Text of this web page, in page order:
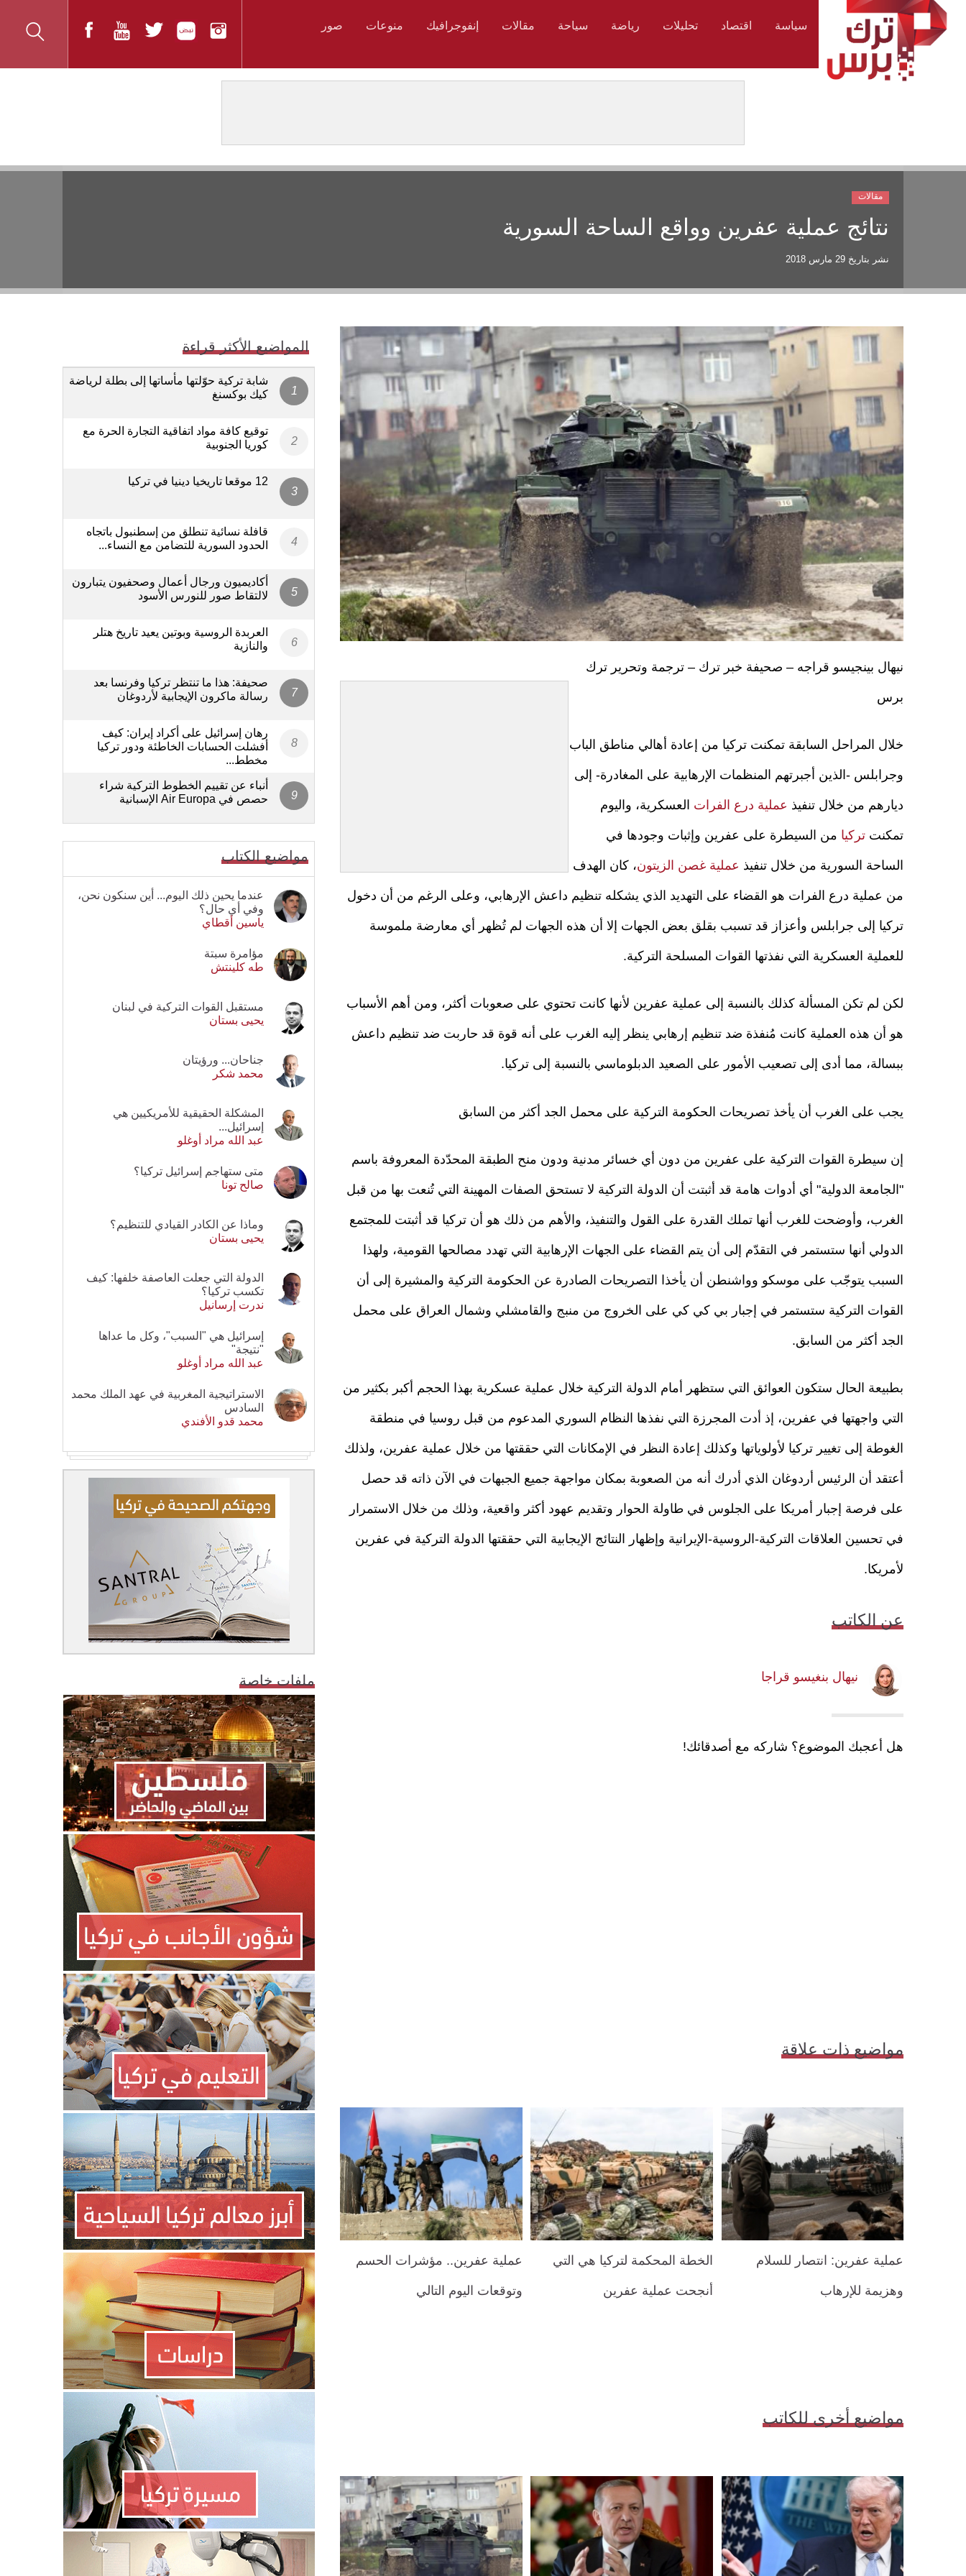
سياسة اقتصاد تحليلات رياضة سياحة مقالات إنفوجرافيك منوعات صور
نتائج عملية عفرين وواقع الساحة السورية
نشر بتاريخ 29 مارس 2018
مقالات
نيهال بينجيسو قراجه – صحيفة خبر ترك – ترجمة وتحرير ترك
برس
خلال المراحل السابقة تمكنت تركيا من إعادة أهالي مناطق الباب
وجرابلس -الذين أجبرتهم المنظمات الإرهابية على المغادرة- إلى
ديارهم من خلال تنفيذ عملية درع الفرات العسكرية، واليوم
تمكنت تركيا من السيطرة على عفرين وإثبات وجودها في
الساحة السورية من خلال تنفيذ عملية غصن الزيتون، كان الهدف
من عملية درع الفرات هو القضاء على التهديد الذي يشكله تنظيم داعش الإرهابي، وعلى الرغم من أن دخول
تركيا إلى جرابلس وأعزاز قد تسبب بقلق بعض الجهات إلا أن هذه الجهات لم تُظهر أي معارضة ملموسة
للعملية العسكرية التي نفذتها القوات المسلحة التركية.
لكن لم تكن المسألة كذلك بالنسبة إلى عملية عفرين لأنها كانت تحتوي على صعوبات أكثر، ومن أهم الأسباب
هو أن هذه العملية كانت مُنفذة ضد تنظيم إرهابي ينظر إليه الغرب على أنه قوة قد حاربت ضد تنظيم داعش
ببسالة، مما أدى إلى تصعيب الأمور على الصعيد الدبلوماسي بالنسبة إلى تركيا.
يجب على الغرب أن يأخذ تصريحات الحكومة التركية على محمل الجد أكثر من السابق
إن سيطرة القوات التركية على عفرين من دون أي خسائر مدنية ودون منح الطبقة المحدّدة المعروفة باسم
"الجامعة الدولية" أي أدوات هامة قد أثبتت أن الدولة التركية لا تستحق الصفات المهينة التي تُنعت بها من قبل
الغرب، وأوضحت للغرب أنها تملك القدرة على القول والتنفيذ، والأهم من ذلك هو أن تركيا قد أثبتت للمجتمع
الدولي أنها ستستمر في التقدّم إلى أن يتم القضاء على الجهات الإرهابية التي تهدد مصالحها القومية، ولهذا
السبب يتوجّب على موسكو وواشنطن أن يأخذا التصريحات الصادرة عن الحكومة التركية والمشيرة إلى أن
القوات التركية ستستمر في إجبار بي كي كي على الخروج من منبج والقامشلي وشمال العراق على محمل
الجد أكثر من السابق.
بطبيعة الحال ستكون العوائق التي ستظهر أمام الدولة التركية خلال عملية عسكرية بهذا الحجم أكبر بكثير من
التي واجهتها في عفرين، إذ أدت المجرزة التي نفذها النظام السوري المدعوم من قبل روسيا في منطقة
الغوطة إلى تغيير تركيا لأولوياتها وكذلك إعادة النظر في الإمكانات التي حققتها من خلال عملية عفرين، ولذلك
أعتقد أن الرئيس أردوغان الذي أدرك أنه من الصعوبة بمكان مواجهة جميع الجبهات في الآن ذاته قد حصل
على فرصة إجبار أمريكا على الجلوس في طاولة الحوار وتقديم عهود أكثر واقعية، وذلك من خلال الاستمرار
في تحسين العلاقات التركية-الروسية-الإيرانية وإظهار النتائج الإيجابية التي حققتها الدولة التركية في عفرين
لأمريكا.
عن الكاتب
نيهال بنغيسو قراجا
هل أعجبك الموضوع؟ شاركه مع أصدقائك!
مواضيع ذات علاقة
عملية عفرين: انتصار للسلام
وهزيمة للإرهاب
الخطة المحكمة لتركيا هي التي
أنجحت عملية عفرين
عملية عفرين.. مؤشرات الحسم
وتوقعات اليوم التالي
مواضيع أخرى للكاتب
المواضيع الأكثر قراءة
شابة تركية حوّلتها مأساتها إلى بطلة لرياضة
كيك بوكسنغ
توقيع كافة مواد اتفاقية التجارة الحرة مع
كوريا الجنوبية
12 موقعا تاريخيا دينيا في تركيا
قافلة نسائية تنطلق من إسطنبول باتجاه
الحدود السورية للتضامن مع النساء...
أكاديميون ورجال أعمال وصحفيون يتبارون
لالتقاط صور للنورس الأسود
العربدة الروسية وبوتين يعيد تاريخ هتلر
والنازية
صحيفة: هذا ما تنتظر تركيا وفرنسا بعد
رسالة ماكرون الإيجابية لأردوغان
رهان إسرائيل على أكراد إيران: كيف
أفشلت الحسابات الخاطئة ودور تركيا
مخطط...
أنباء عن تقييم الخطوط التركية شراء
حصص في Air Europa الإسبانية
مواضيع الكتاب
عندما يحين ذلك اليوم... أين سنكون نحن،
وفي أي حال؟
ياسين أقطاي
مؤامرة سبتة
طه كلينتش
مستقبل القوات التركية في لبنان
يحيى بستان
جناحان... ورؤيتان
محمد شكر
المشكلة الحقيقية للأمريكيين هي
إسرائيل...
عبد الله مراد أوغلو
متى ستهاجم إسرائيل تركيا؟
صالح تونا
وماذا عن الكادر القيادي للتنظيم؟
يحيى بستان
الدولة التي جعلت العاصفة خلفها: كيف
تكسب تركيا؟
ندرت إرسانيل
إسرائيل هي "السبب"، وكل ما عداها
"نتيجة"
عبد الله مراد أوغلو
الاستراتيجية المغربية في عهد الملك محمد
السادس
محمد قدو الأفندي
ملفات خاصة